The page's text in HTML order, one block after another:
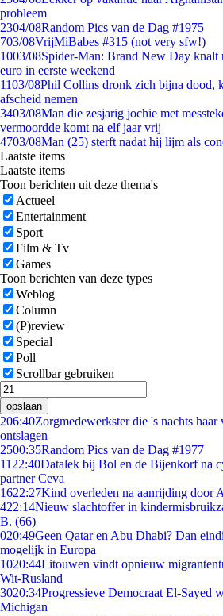
probleem
2304/08Random Pics van de Dag #1975
703/08VrijMiBabes #315 (not very sfw!)
1003/08Spider-Man: Brand New Day knalt
euro in eerste weekend
1103/08Phil Collins dronk zich bijna dood,
afscheid nemen
3403/08Man die zesjarig jochie met
vermoordde komt na elf jaar vrij
4703/08Man (25) sterft nadat hij lijm als
Laatste items
Laatste items
Toon berichten uit deze thema's
Actueel
Entertainment
Sport
Film & Tv
Games
Toon berichten van deze types
Weblog
Column
(P)review
Special
Poll
Scrollbar gebruiken
opslaan
206:40Zorgmedewerkster die 's nachts
ontslagen
2500:35Random Pics van de Dag #1977
11 22:40Datalek bij Bol en de Bijenkorf na
partner Ceva
1622:27Kind overleden na aanrijding door
422:14Nieuw slachtoffer in
B. (66)
020:49Geen Qatar en Abu Dhabi? Dan
mogelijk in Europa
1020:44Litouwen vindt opnieuw
Wit-Rusland
3020:34Progressieve Democraat El-Sayed
Michigan